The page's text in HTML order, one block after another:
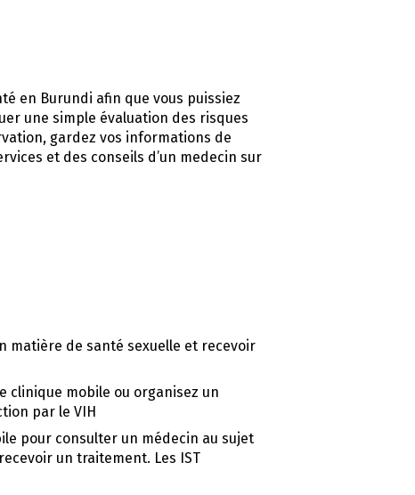
en Burundi afin que vous puissiez
une simple évaluation des risques
gardez vos informations de
et des conseils d’un medecin sur
matière de santé sexuelle et recevoir
clinique mobile ou organisez un
par le VIH
pour consulter un médecin au sujet
un traitement. Les IST